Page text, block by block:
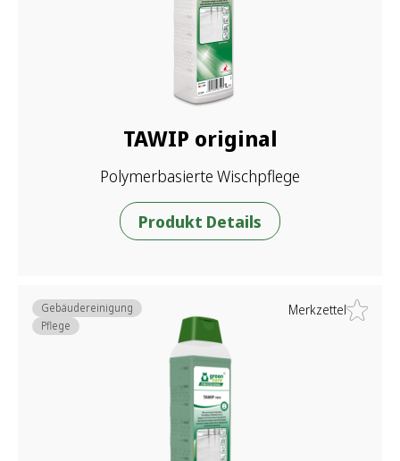
TAWIP original
Polymerbasierte Wischpflege
Produkt Details
Merkzettel
Gebäudereinigung
Pflege